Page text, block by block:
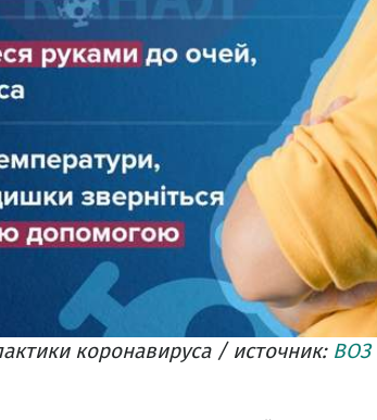
коронавируса / источник: ВОЗ